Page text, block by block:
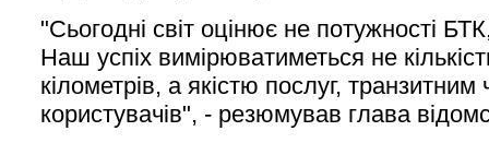
"Сьогодні світ оцінює не потужності
Наш успіх вимірюватиметься не
кілометрів, а якістю послуг,
користувачів", - резюмував глава